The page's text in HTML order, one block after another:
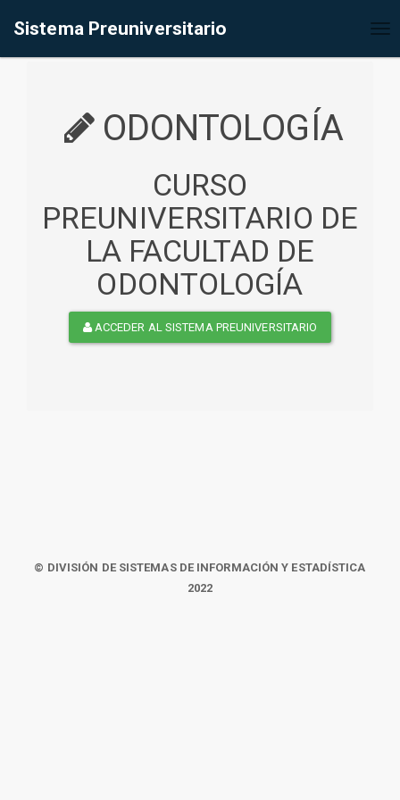
Sistema Preuniversitario
ODONTOLOGÍA
CURSO
PREUNIVERSITARIO DE
LA FACULTAD DE
ODONTOLOGÍA
ACCEDER AL SISTEMA PREUNIVERSITARIO
© DIVISIÓN DE SISTEMAS DE INFORMACIÓN Y ESTADÍSTICA
2022